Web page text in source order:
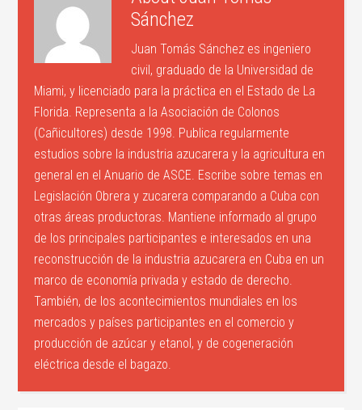
Sánchez
Juan Tomás Sánchez es ingeniero
civil, graduado de la Universidad de
Miami, y licenciado para la práctica en el Estado de La
Florida. Representa a la Asociación de Colonos
(Cañicultores) desde 1998. Publica regularmente
estudios sobre la industria azucarera y la agricultura en
general en el Anuario de ASCE. Escribe sobre temas en
Legislación Obrera y zucarera comparando a Cuba con
otras áreas productoras. Mantiene informado al grupo
de los principales participantes e interesados en una
reconstrucción de la industria azucarera en Cuba en un
marco de economía privada y estado de derecho.
También, de los acontecimientos mundiales en los
mercados y países participantes en el comercio y
producción de azúcar y etanol, y de cogeneración
eléctrica desde el bagazo.